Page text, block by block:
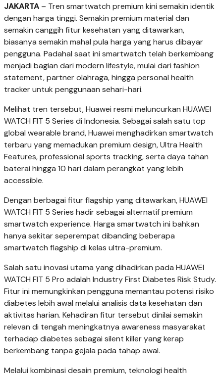
JAKARTA – Tren smartwatch premium kini semakin identik
dengan harga tinggi. Semakin premium material dan
semakin canggih fitur kesehatan yang ditawarkan,
biasanya semakin mahal pula harga yang harus dibayar
pengguna. Padahal saat ini smartwatch telah berkembang
menjadi bagian dari modern lifestyle, mulai dari fashion
statement, partner olahraga, hingga personal health
tracker untuk penggunaan sehari-hari.
Melihat tren tersebut, Huawei resmi meluncurkan HUAWEI
WATCH FIT 5 Series di Indonesia. Sebagai salah satu top
global wearable brand, Huawei menghadirkan smartwatch
terbaru yang memadukan premium design, Ultra Health
Features, professional sports tracking, serta daya tahan
baterai hingga 10 hari dalam perangkat yang lebih
accessible.
Dengan berbagai fitur flagship yang ditawarkan, HUAWEI
WATCH FIT 5 Series hadir sebagai alternatif premium
smartwatch experience. Harga smartwatch ini bahkan
hanya sekitar seperempat dibanding beberapa
smartwatch flagship di kelas ultra-premium.
Salah satu inovasi utama yang dihadirkan pada HUAWEI
WATCH FIT 5 Pro adalah Industry First Diabetes Risk Study.
Fitur ini memungkinkan pengguna memantau potensi risiko
diabetes lebih awal melalui analisis data kesehatan dan
aktivitas harian. Kehadiran fitur tersebut dinilai semakin
relevan di tengah meningkatnya awareness masyarakat
terhadap diabetes sebagai silent killer yang kerap
berkembang tanpa gejala pada tahap awal.
Melalui kombinasi desain premium, teknologi health